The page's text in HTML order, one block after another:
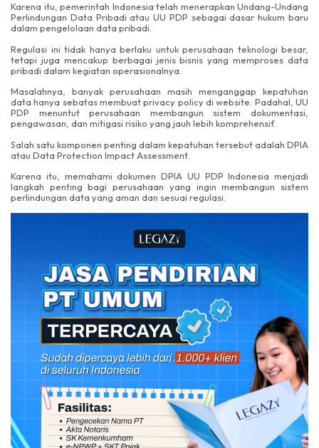
Karena itu, pemerintah Indonesia telah menerapkan Undang-Undang
Perlindungan Data Pribadi atau UU PDP sebagai dasar hukum baru
dalam pengelolaan data pribadi.
Regulasi ini tidak hanya berlaku untuk perusahaan teknologi besar,
tetapi juga mencakup berbagai jenis bisnis yang memproses data
pribadi dalam kegiatan operasionalnya.
Masalahnya, banyak perusahaan masih menganggap kepatuhan
data hanya sebatas membuat privacy policy di website. Padahal, UU
PDP menuntut perusahaan membangun sistem dokumentasi,
pengawasan, dan mitigasi risiko yang jauh lebih komprehensif.
Salah satu komponen penting dalam kepatuhan tersebut adalah DPIA
atau Data Protection Impact Assessment.
Karena itu, memahami dokumen DPIA UU PDP Indonesia menjadi
langkah penting bagi perusahaan yang ingin membangun sistem
perlindungan data yang aman dan sesuai regulasi.